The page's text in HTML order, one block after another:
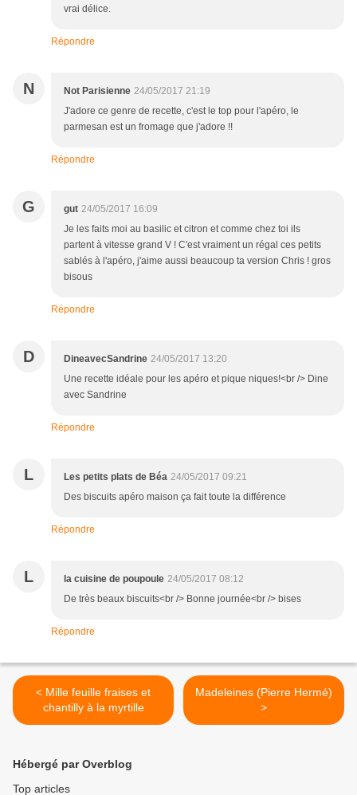
vrai délice.
Répondre
N Not Parisienne 24/05/2017 21:19
J'adore ce genre de recette, c'est le top pour l'apéro, le
parmesan est un fromage que j'adore !!
Répondre
G gut 24/05/2017 16:09
Je les faits moi au basilic et citron et comme chez toi ils
partent à vitesse grand V ! C'est vraiment un régal ces petits
sablés à l'apéro, j'aime aussi beaucoup ta version Chris ! gros
bisous
Répondre
D DineavecSandrine 24/05/2017 13:20
Une recette idéale pour les apéro et pique niques!<br /> Dine
avec Sandrine
Répondre
L Les petits plats de Béa 24/05/2017 09:21
Des biscuits apéro maison ça fait toute la différence
Répondre
L la cuisine de poupoule 24/05/2017 08:12
De très beaux biscuits<br /> Bonne journée<br /> bises
Répondre
< Mille feuille fraises et
chantilly à la myrtille
Madeleines (Pierre Hermé)
>
Hébergé par Overblog
Top articles